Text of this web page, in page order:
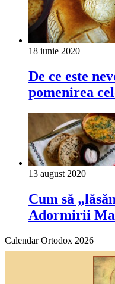
18 iunie 2020
De ce este
pomenirea
13 august 2020
Cum să
Adormirii
Calendar Ortodox 2026